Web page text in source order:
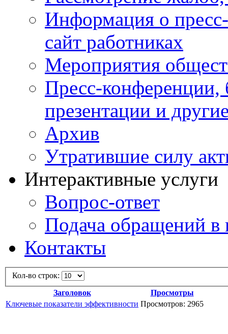
Информация о
сайт работниках
Мероприятия
Пресс-
презентации и
Архив
Утратившие силу
Интерактивные услуги
Вопрос-ответ
Подача обращений в
Контакты
Кол-во строк:
Заголовок
Просмотры
Ключевые показатели эффективности Просмотров: 2965